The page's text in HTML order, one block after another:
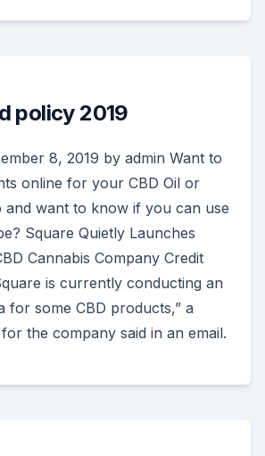
policy 2019
8, 2019 by admin Want to
online for your CBD Oil or
and want to know if you can use
Square Quietly Launches
Cannabis Company Credit
is currently conducting an
for some CBD products,” a
the company said in an email.